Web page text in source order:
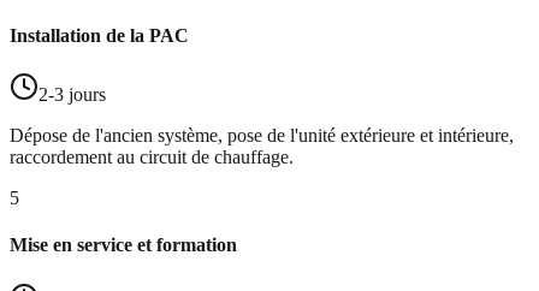
Installation de la PAC
2-3 jours
Dépose de l'ancien système, pose de l'unité extérieure et intérieure,
raccordement au circuit de chauffage.
5
Mise en service et formation